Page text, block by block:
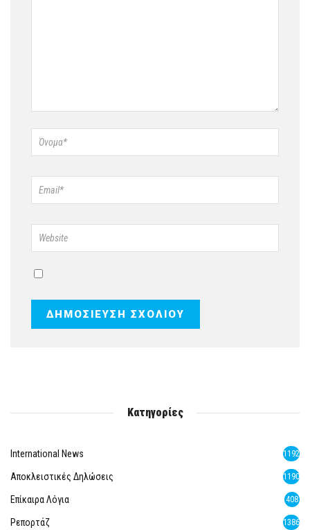
Κατηγορίες
International News 1192
Αποκλειστικές Δηλώσεις 1190
Επίκαιρα Λόγια 408
Ρεπορτάζ 1386